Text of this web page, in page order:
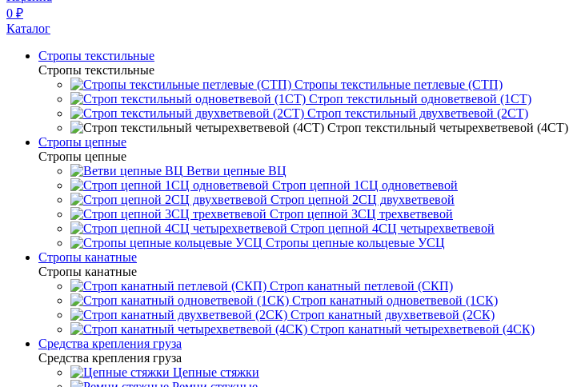
0 ₽
Каталог
Стропы текстильные
Стропы текстильные
Стропы текстильные петлевые (СТП)
Строп текстильный одноветвевой (1СТ)
Строп текстильный двухветвевой (2СТ)
Строп текстильный четырехветвевой (4СТ)
Стропы цепные
Стропы цепные
Ветви цепные ВЦ
Строп цепной 1СЦ одноветвевой
Строп цепной 2СЦ двухветвевой
Строп цепной 3СЦ трехветвевой
Строп цепной 4СЦ четырехветвевой
Стропы цепные кольцевые УСЦ
Стропы канатные
Стропы канатные
Строп канатный петлевой (СКП)
Строп канатный одноветвевой (1СК)
Строп канатный двухветвевой (2СК)
Строп канатный четырехветвевой (4СК)
Средства крепления груза
Средства крепления груза
Цепные стяжки